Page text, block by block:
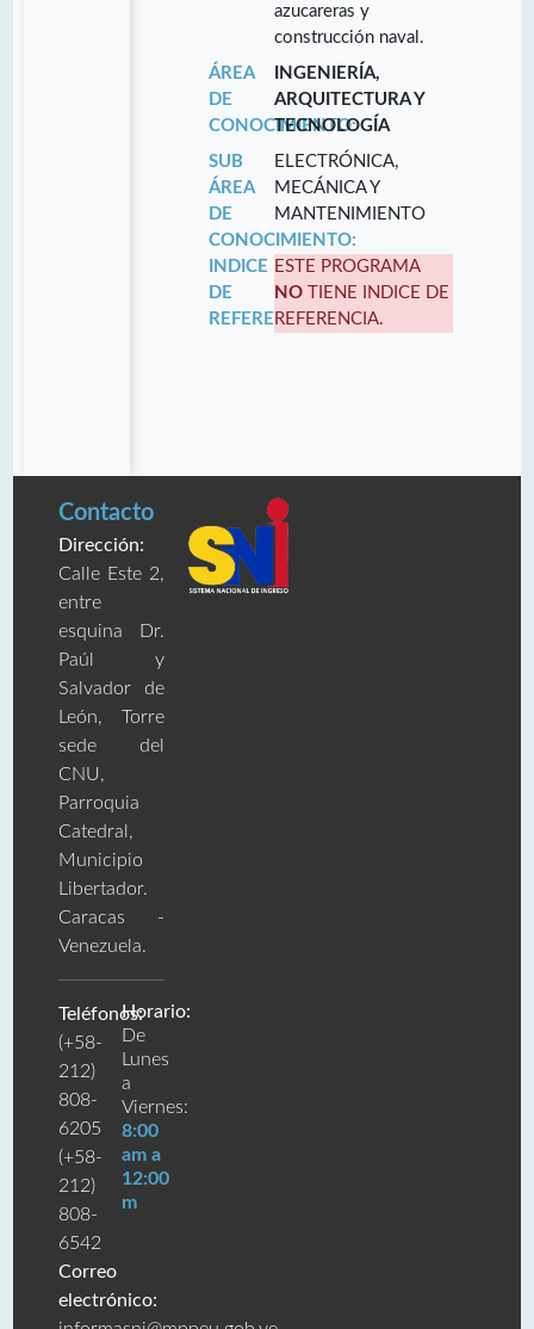
azucareras y
construcción naval.
ÁREA
DE
CONOCIMIENTO:
INGENIERÍA,
ARQUITECTURA Y
TECNOLOGÍA
SUB
ÁREA
DE
CONOCIMIENTO:
ELECTRÓNICA,
MECÁNICA Y
MANTENIMIENTO
INDICE
DE
REFERENCIA:
ESTE PROGRAMA
NO TIENE INDICE DE
REFERENCIA.
Contacto
Dirección:
Calle Este 2,
entre
esquina Dr.
Paúl y
Salvador de
León, Torre
sede del
CNU,
Parroquia
Catedral,
Municipio
Libertador.
Caracas -
Venezuela.
Teléfonos:
(+58-
212)
808-
6205
(+58-
212)
808-
6542
Correo
electrónico:
Horario:
De
Lunes
a
Viernes:
8:00
am a
12:00
m